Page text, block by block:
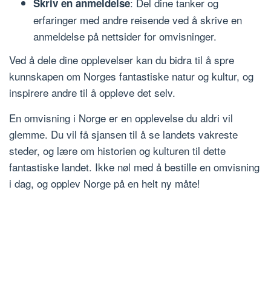
Skriv en anmeldelse
erfaringer med andre reisende ved å skrive en
anmeldelse på nettsider for omvisninger.
Ved å dele dine opplevelser kan du bidra til å spre
kunnskapen om Norges fantastiske natur og kultur, og
inspirere andre til å oppleve det selv.
En omvisning i Norge er en opplevelse du aldri vil
glemme. Du vil få sjansen til å se landets vakreste
steder, og lære om historien og kulturen til dette
fantastiske landet. Ikke nøl med å bestille en omvisning
i dag, og opplev Norge på en helt ny måte!